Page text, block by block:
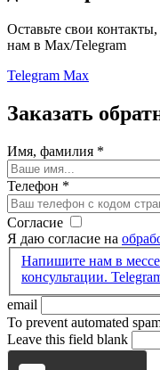
Оставьте свои
нам в Max/Telegram
Telegram Max
Заказать
Имя, фамилия *
Телефон *
Согласие
Я даю согласие на
Напишите нам в
консультации.
email
To prevent automated
Leave this field blank